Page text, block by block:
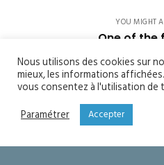
YOU MIGHT
One of the
Soyons
Seigneur
Nous utilisons des cookies sur
mieux, les informations
vous consentez à l'utilisation de
Paramétrer
Accepter